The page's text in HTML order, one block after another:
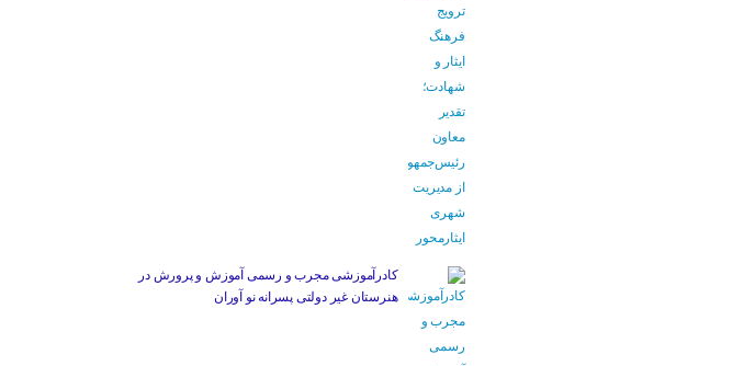
کادرآموزشی مجرب و رسمی آموزش و پرورش در
هنرستان غیر دولتی پسرانه نو آوران